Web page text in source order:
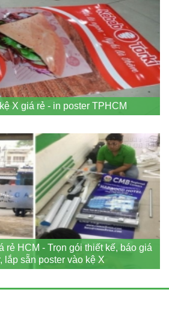
X giá rẻ - in poster TPHCM
rẻ HCM - Trọn gói thiết kế, báo giá
lắp sẵn poster vào kệ X